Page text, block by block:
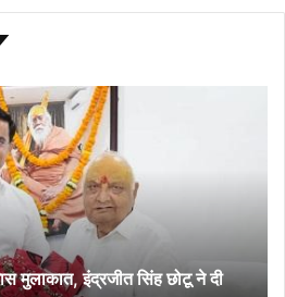
मुलाकात, इंद्रजीत सिंह छोटू ने दी